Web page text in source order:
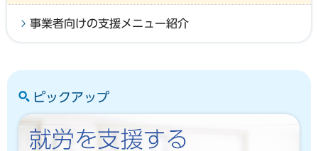
事業者向けの支援メニュー紹介
ピックアップ